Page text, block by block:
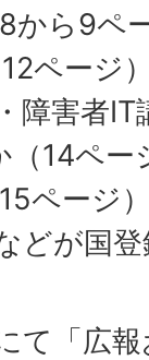
から9ペ
ページ
障害者
（14ペー
ページ
どが国
て「広